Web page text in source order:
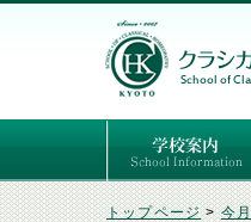
ごあいさつ
３つの基本理念
講師紹介
国際セミナー
ある日の学校生
推薦者の声
よくあるご質問
予定表
トップページ>今